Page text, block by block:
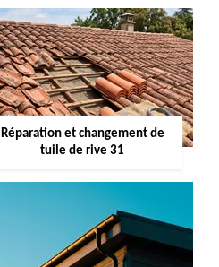
Réparation et changement de
tuile de rive 31